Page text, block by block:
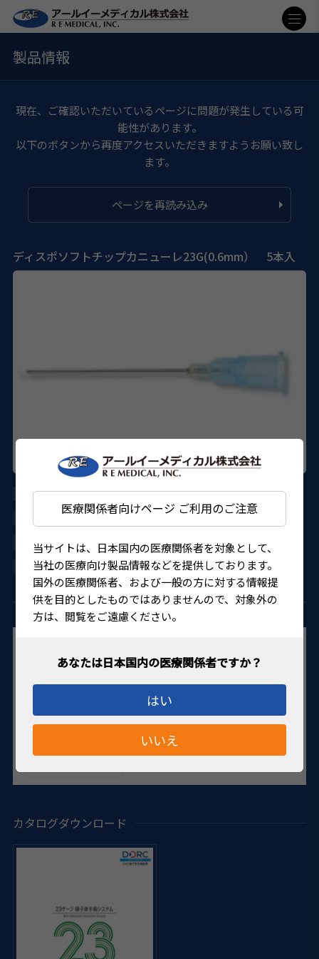
医療関係者向けページ ご利用のご注意
当サイトは、日本国内の医療関係者を対象として、
当社の医療向け製品情報などを提供しております。
国外の医療関係者、および一般の方に対する情報提
供を目的としたものではありませんので、対象外の
方は、閲覧をご遠慮ください。
はい
いいえ
製品情報
現在、ご確認いただいているページに問題が発生している可
能性があります。
以下のボタンから再度アクセスいただきますようお願い致し
ます。
ページを再読み込み
ディスポソフトチップカニューレ23G(0.6mm） 5本入
AU-1272SD-06S
DORC
16300BZY01167000
4580151304661
カタログダウンロード